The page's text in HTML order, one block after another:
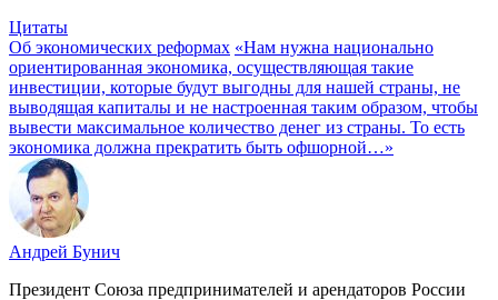
Цитаты
Об экономических реформах «Нам нужна национально
ориентированная экономика, осуществляющая такие
инвестиции, которые будут выгодны для нашей страны, не
выводящая капиталы и не настроенная таким образом, чтобы
вывести максимальное количество денег из страны. То есть
экономика должна прекратить быть офшорной…»
Андрей Бунич
Президент Союза предпринимателей и арендаторов России